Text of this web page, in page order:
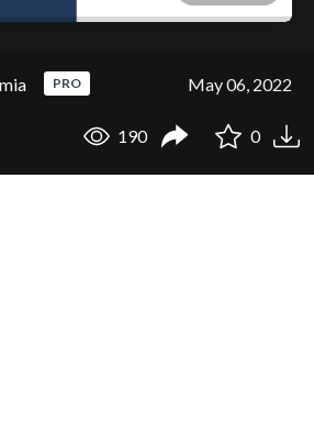
PRO May 06, 2022
190 0